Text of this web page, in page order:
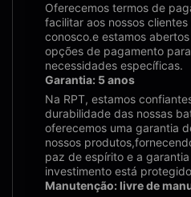
Oferecemos termos de
facilitar aos nossos
conosco.e estamos
opções de pagamento
necessidades específicas.
Garantia: 5 anos
Na RPT, estamos
durabilidade das nossas
oferecemos uma garantia
nossos
paz de espírito e a
investimento está
Manutenção: livre de